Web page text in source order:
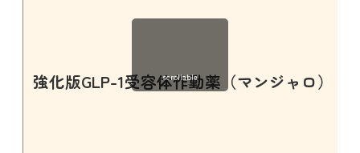
強化版GLP-1受容体作動薬（マンジャロ）
scrollable